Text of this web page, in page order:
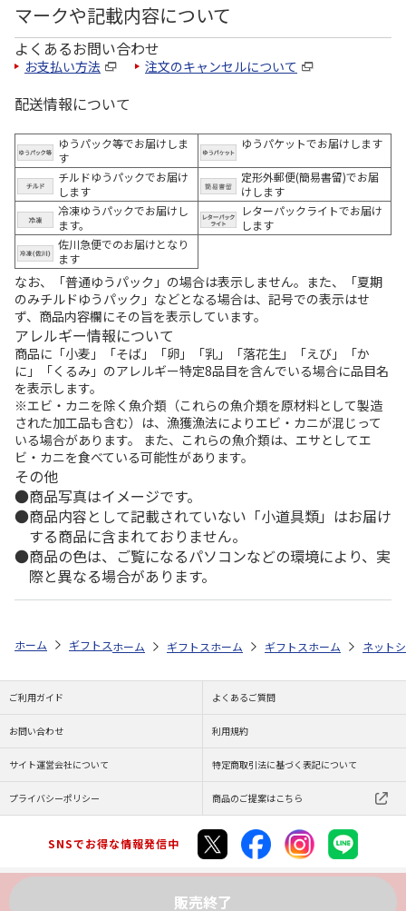
マークや記載内容について
よくあるお問い合わせ
お支払い方法 注文のキャンセルについて
配送情報について
ゆうパック等でお届けしま
す
ゆうパケットでお届けします
チルドゆうパックでお届け
します
定形外郵便(簡易書留)でお届
けします
冷凍ゆうパックでお届けし
ます。
レターパックライトでお届け
します
佐川急便でのお届けとなり
ます
なお、「普通ゆうパック」の場合は表示しません。また、「夏期
のみチルドゆうパック」などとなる場合は、記号での表示はせ
ず、商品内容欄にその旨を表示しています。
アレルギー情報について
商品に「小麦」「そば」「卵」「乳」「落花生」「えび」「か
に」「くるみ」のアレルギー特定8品目を含んでいる場合に品目名
を表示します。
※エビ・カニを除く魚介類（これらの魚介類を原材料として製造
された加工品も含む）は、漁獲漁法によりエビ・カニが混じって
いる場合があります。 また、これらの魚介類は、エサとしてエ
ビ・カニを食べている可能性があります。
その他
商品写真はイメージです。
商品内容として記載されていない「小道具類」はお届け
する商品に含まれておりません。
商品の色は、ご覧になるパソコンなどの環境により、実
際と異なる場合があります。
販売終了
ホーム ギフトストア お中元・夏ギフト特集 2026 おすすめ ご当地
ホーム ギフトストア お中元・夏ギフト特集 2026
ホーム ギフトストア お中元・
ホーム ネット
ご利用ガイド よくあるご質問
お問い合わせ 利用規約
サイト運営会社について 特定商取引法に基づく表記について
プライバシーポリシー 商品のご提案はこちら
SNSでお得な情報発信中